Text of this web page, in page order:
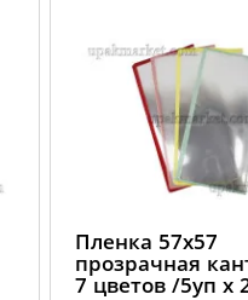
Пленка 57х57
прозрачная
7 цветов /5уп х